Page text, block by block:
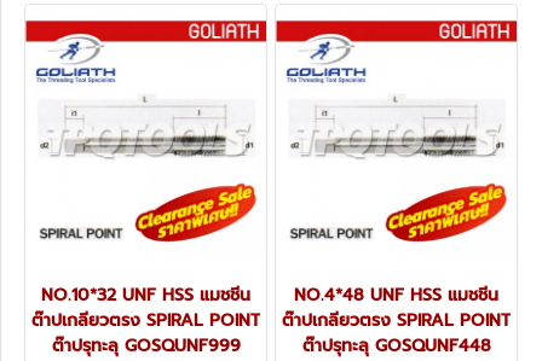
NO.10*32 UNF HSS แมชชีน
ต๊าปเกลียวตรง SPIRAL POINT
ต๊าปรุทะลุ GOSQUNF999
NO.4*48 UNF HSS แมชชีน
ต๊าปเกลียวตรง SPIRAL POINT
ต๊าปรุทะลุ GOSQUNF448